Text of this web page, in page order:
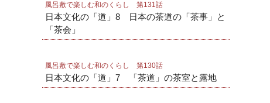
風呂敷で楽しむ和のくらし 第131話
日本文化の「道」8 日本の茶道の「茶事」と
「茶会」
風呂敷で楽しむ和のくらし 第130話
日本文化の「道」7 「茶道」の茶室と露地